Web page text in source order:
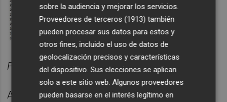
Fuente: Inverco
A lo largo del primer trimestre de 2023, las
sobre la audiencia y mejorar los servicios.
Proveedores de terceros (1913) también
pueden procesar sus datos para estos y
otros fines, incluido el uso de datos de
geolocalización precisos y características
del dispositivo. Sus elecciones se aplican
solo a este sitio web. Algunos proveedores
pueden basarse en el interés legítimo en